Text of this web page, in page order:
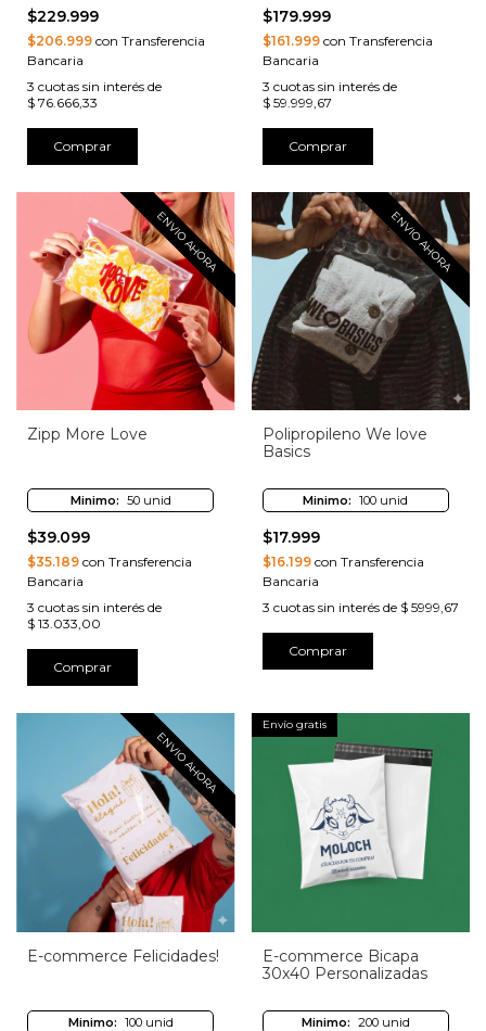
$229.999
$206.999 con Transferencia
Bancaria
3 cuotas sin interés de
$ 76.666,33
Comprar
$179.999
$161.999con Transferencia
Bancaria
3 cuotas sin interés de
$ 59.999,67
Comprar
ENVIO AHORA
Zipp More Love
Minimo: 50 unid
$39.099
$35.189 con Transferencia
Bancaria
3 cuotas sin interés de
$ 13.033,00
Comprar
ENVIO AHORA
Polipropileno We love
Basics
Minimo: 100 unid
$17.999
$16.199con Transferencia
Bancaria
3 cuotas sin interés de $ 5999,67
Comprar
ENVIO AHORA
E-commerce Felicidades!
Minimo: 100 unid
Envío gratis
E-commerce Bicapa
30x40 Personalizadas
Minimo: 200 unid